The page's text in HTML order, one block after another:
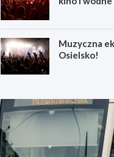
Muzyczna
Osielsko!